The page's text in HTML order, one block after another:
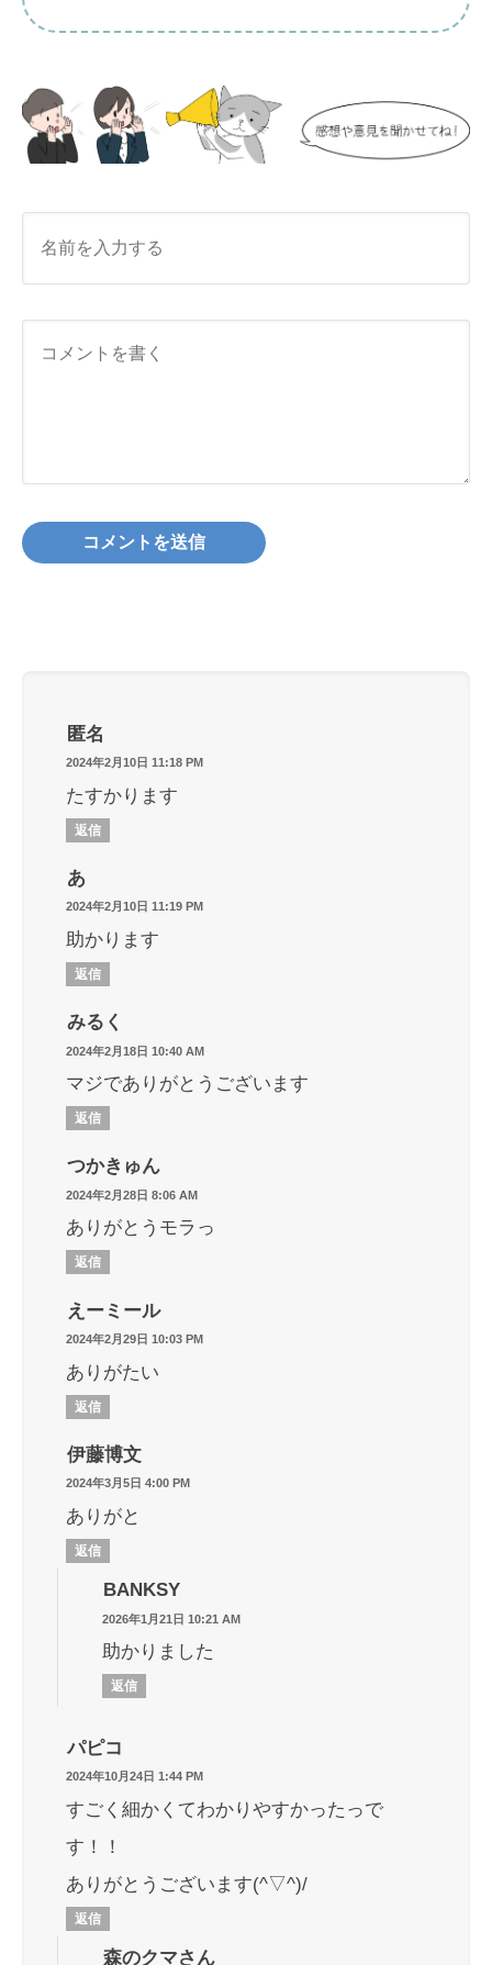
匿名
2024年2月10日 11:18 PM
たすかります
返信
あ
2024年2月10日 11:19 PM
助かります
返信
みるく
2024年2月18日 10:40 AM
マジでありがとうございます
返信
つかきゅん
2024年2月28日 8:06 AM
ありがとうモラっ
返信
えーミール
2024年2月29日 10:03 PM
ありがたい
返信
伊藤博文
2024年3月5日 4:00 PM
ありがと
返信
BANKSY
2026年1月21日 10:21 AM
助かりました
返信
パピコ
2024年10月24日 1:44 PM
すごく細かくてわかりやすかったっで
す！！
ありがとうございます(^▽^)/
返信
森のクマさん